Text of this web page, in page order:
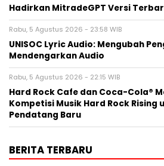
Hadirkan MitradeGPT Versi
Rabu, 5 Agustus 2026 - 23:58 WIB
UNISOC Lyric Audio: Mengubah
Mendengarkan Audio
Rabu, 5 Agustus 2026 - 22:15 WIB
Hard Rock Cafe dan Coca-Cola®
Kompetisi Musik Hard Rock Rising
Pendatang Baru
BERITA TERBARU